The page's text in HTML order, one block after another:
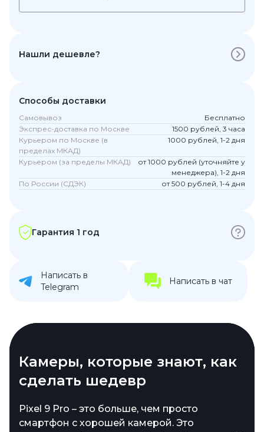
Нашли дешевле?
Способы доставки
Самовывоз
Бесплатно
Экспрес-доставка по Москве
1500 рублей, 3 часа
Курьером по Москве (в
пределах МКАД)
1000 рублей, 1-2 дня
Курьером (за пределы МКАД)
от 1000 рублей (уточняйте у
менеджера), 1-2 дня
По России (СДЭК)
от 500 рублей, 1-4 дня
Гарантия 1 год
Написать в
Telegram
Написать в чат
Быстрый, умный, мощный
Встречайте Google Pixel 9 Pro – смартфон,
который играет на пределе своих
возможностей. В основе его сердца –
Камеры, которые знают, как
сделать шедевр
Pixel 9 Pro – это больше, чем просто
смартфон с хорошей камерой. Это